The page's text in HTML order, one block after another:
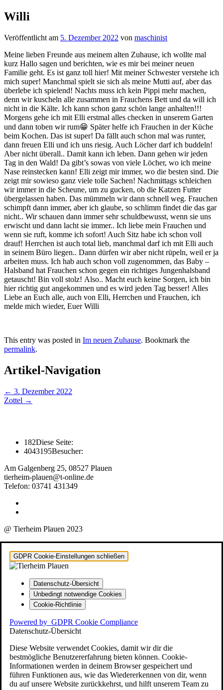
Willi
Veröffentlicht am 5. Dezember 2022 von maschinist
Meine lieben Freunde aus meinem alten Zuhause, ich wollte mal
kurz Hallo sagen und berichten, wie es mir bei meiner neuen
Familie geht. Es ist ganz toll hier! Mit meiner Schwester verstehe ich
mich super! Manchmal spielt sie sich als meine Mutti auf, aber das
überlebe ich spielend! Nachts muss ich kein Pippi mehr machen,
denn wir kuscheln alle zusammen in Frauchens Bett und da will ich
nicht in die Kälte. Ich kann schon ganz schön lange anhalten!!!
Morgens gehe ich mit Elli erstmal alles checken in unserem Garten
und dann toben wir rum😁 Später helfe ich Frauchen in der Küche
beim Kochen. Das ist super! Da fällt auch schon mal was runter,
dann freuen Elli und ich uns riesig. Auch Löcher darf ich buddeln!
Aber nicht überall.. Damit kann ich leben. Dann gehen wir jeden
Tag in den Wald! Da gibt’s sowas von viele Löcher, wo ich meine
Nase reinstecken kann! Elli zeigt mir immer, wo die besten sind. Die
zeigt mir sowieso ganz viele tolle Sachen! Nachmittags schleichen
wir immer in die Scheune, um zu gucken, ob die Katzen Futter
übergelassen haben. Das mümmeln wir dann schnell weg. Frauchen
schimpft dann immer, aber ich glaube, so schlimm findet die das gar
nicht.. Wir schauen dann immer sehr schuldbewusst, wenn sie uns
erwischt und dann lacht sie immer.. Ich liebe mein Frauchen und
wenn sie ruft, komme ich sofort! Auch Sitz habe ich schon voll
drauf! Herrchen ist auch total lieb, manchmal darf ich mit Elli auch
in seinem Büro liegen.. Dann dürfen wir aber nicht rüpeln, weil er ja
arbeiten muss. Ich hab auch schon voll zugenommen, das Baby –
Halsband hat Frauchen schon gegen ein richtiges Jungenhalsband
getauscht! Bin voll stolz! Also.. Macht euch keine Sorgen, ich bin
hier richtig gut angekommen und es wird jeden Tag besser! Alles
Liebe an Euch alle, auch von Elli, Herrchen und Frauchen, ich
melde mich wieder, Euer Willi
This entry was posted in Im neuen Zuhause. Bookmark the
permalink.
Artikel-Navigation
← 3. Dezember 2022
Zottel →
182Diese Seite:
4043195Besucher:
Am Galgenberg 25, 08527 Plauen
tierheim-plauen@t-online.de
Telefon: 03741 431349
@ Tierheim Plauen 2023
GDPR Cookie-Einstellungen schließen
Datenschutz-Übersicht
Unbedingt notwendige Cookies
Cookie-Richtlinie
Powered by GDPR Cookie Compliance
Datenschutz-Übersicht
Diese Website verwendet Cookies, damit wir dir die
bestmögliche Benutzererfahrung bieten können. Cookie-
Informationen werden in deinem Browser gespeichert und
führen Funktionen aus, wie das Wiedererkennen von dir, wenn
du auf unsere Website zurückkehrst, und hilft unserem Team zu